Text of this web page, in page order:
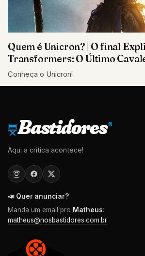
Quem é Unicron? | O final
Transformers: O Último
Conheça o Unicron!
Bastidores®
Aqui a crítica acontece!
📣 Quer anunciar?
Manda um email pro Matheus:
matheus@nosbastidores.com.br